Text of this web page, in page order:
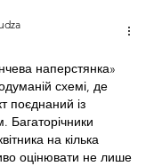
наперстянка»
схемі, де
поєднаний із
Багаторічники
на кілька
оцінювати не лише